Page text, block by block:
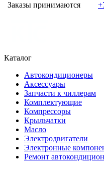
Заказы принимаются
Каталог
Автокондиционеры
Аксессуары
Запчасти к чиллерам
Комплектующие
Компрессоры
Крыльчатки
Масло
Электродвигатели
Электронные
Ремонт